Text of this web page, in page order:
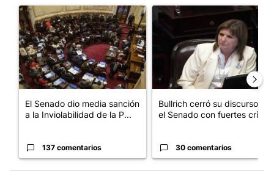
Un artículo de tendencia con el título "El Senado dio media
El Senado dio media sanción
a la Inviolabilidad de la P...
137 comentarios
Un artículo de tendencia
Bullrich cerró su discurso en
el Senado con fuertes crí...
30 comentarios